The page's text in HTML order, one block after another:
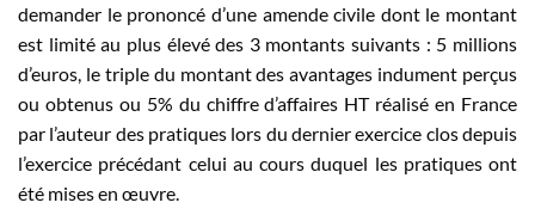
demander le prononcé d’une amende civile dont le montant
est limité au plus élevé des 3 montants suivants : 5 millions
d’euros, le triple du montant des avantages indument perçus
ou obtenus ou 5% du chiffre d’affaires HT réalisé en France
par l’auteur des pratiques lors du dernier exercice clos depuis
l’exercice précédant celui au cours duquel les pratiques ont
été mises en œuvre.